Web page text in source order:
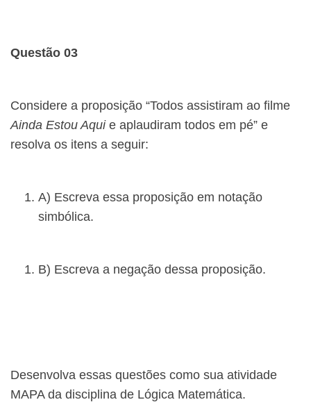
Questão 03
Considere a proposição “Todos assistiram ao filme
Ainda Estou Aqui e aplaudiram todos em pé” e
resolva os itens a seguir:
A) Escreva essa proposição em notação
simbólica.
B) Escreva a negação dessa proposição.
Desenvolva essas questões como sua atividade
MAPA da disciplina de Lógica Matemática.